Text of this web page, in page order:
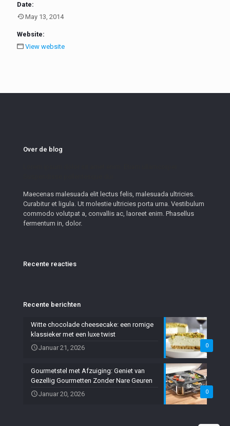
Date:
May 13, 2014
Website:
View website
Over de blog
Maecenas malesuada elit lectus felis, malesuada ultricies.
Curabitur et ligula. Ut molestie ultricies porta urna. Vestibulum
commodo volutpat a, convallis ac, laoreet enim. Phasellus
fermentum in, dolor.
Recente reacties
Recente berichten
0
Witte chocolade cheesecake: een romige
klassieker met een luxe twist
Januar 21, 2026
0
Gourmetstel met Afzuiging: Geniet van
Gezellig Gourmetten Zonder Nare Geuren
Januar 20, 2026